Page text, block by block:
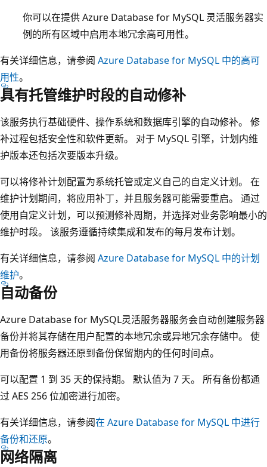
你可以在提供 Azure Database for MySQL 灵活服务器实
例的所有区域中启用本地冗余高可用性。
有关详细信息，请参阅 Azure Database for MySQL 中的高可
用性。
具有托管维护时段的自动修补
该服务执行基础硬件、操作系统和数据库引擎的自动修补。 修
补过程包括安全性和软件更新。 对于 MySQL 引擎，计划内维
护版本还包括次要版本升级。
可以将修补计划配置为系统托管或定义自己的自定义计划。 在
维护计划期间，将应用补丁，并且服务器可能需要重启。 通过
使用自定义计划，可以预测修补周期，并选择对业务影响最小的
维护时段。 该服务遵循持续集成和发布的每月发布计划。
有关详细信息，请参阅 Azure Database for MySQL 中的计划
维护。
自动备份
Azure Database for MySQL灵活服务器服务会自动创建服务器
备份并将其存储在用户配置的本地冗余或异地冗余存储中。 使
用备份将服务器还原到备份保留期内的任何时间点。
可以配置 1 到 35 天的保持期。 默认值为 7 天。 所有备份都通
过 AES 256 位加密进行加密。
有关详细信息，请参阅在 Azure Database for MySQL 中进行
备份和还原。
网络隔离